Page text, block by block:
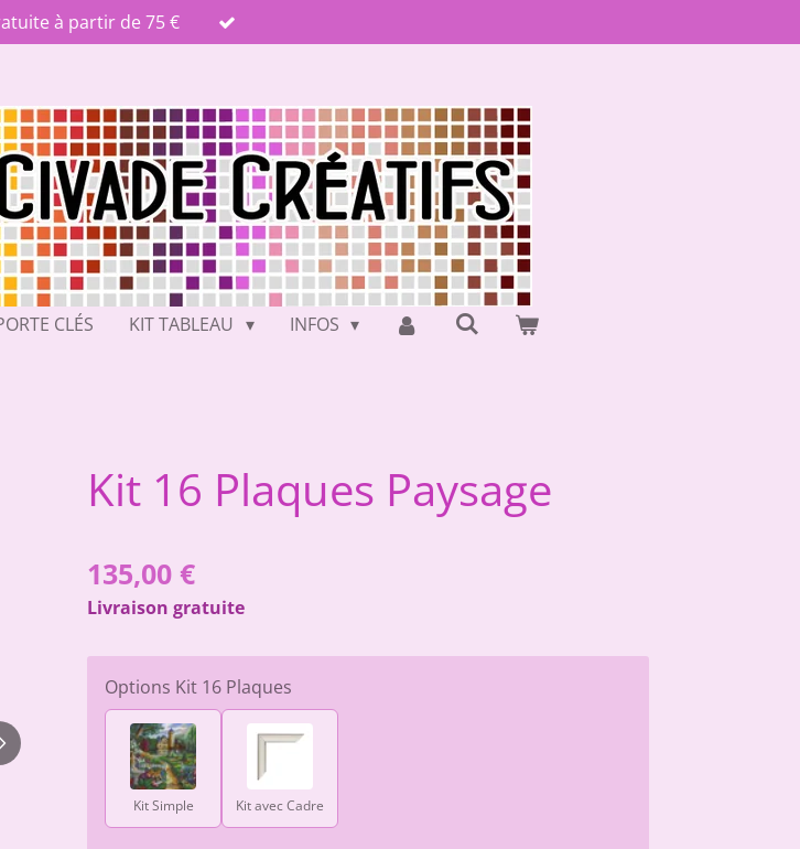
à partir de 75 €
CLÉS KIT TABLEAU INFOS
Kit 16 Plaques Paysage
135,00 €
Livraison gratuite
Options Kit 16 Plaques
Kit Simple Kit avec Cadre